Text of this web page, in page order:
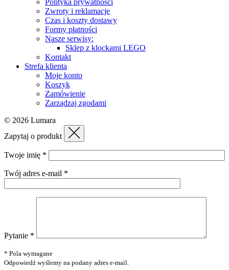
Polityka prywatności
Zwroty i reklamacje
Czas i koszty dostawy
Formy płatności
Nasze serwisy:
Sklep z klockami LEGO
Kontakt
Strefa klienta
Moje konto
Koszyk
Zamówienie
Zarządzaj zgodami
© 2026 Lumara
Zapytaj o produkt
Twoje imię *
Twój adres e-mail *
Pytanie *
* Pola wymagane
Odpowiedź wyślemy na podany adres e-mail.